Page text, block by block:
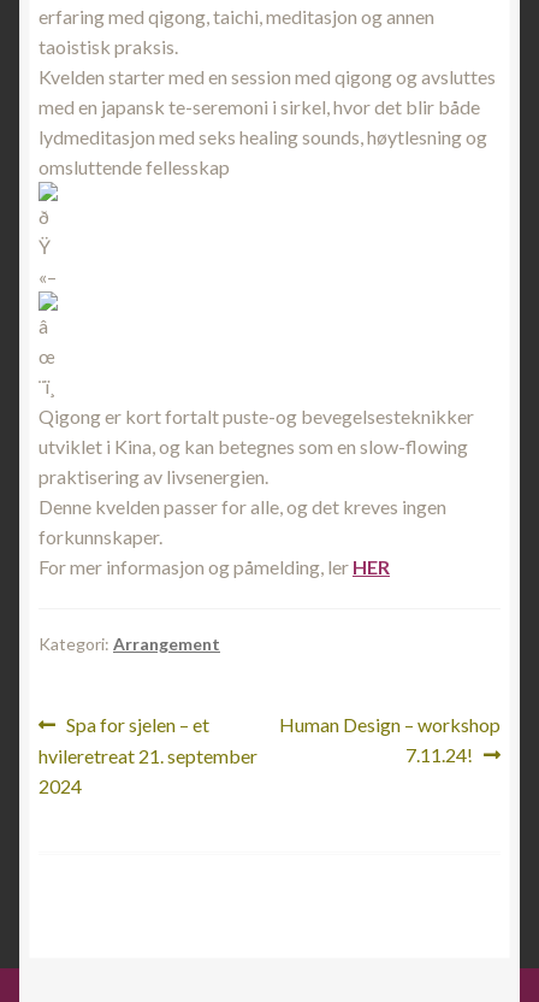
erfaring med qigong, taichi, meditasjon og annen
taoistisk praksis.
Kvelden starter med en session med qigong og avsluttes
med en japansk te-seremoni i sirkel, hvor det blir både
lydmeditasjon med seks healing sounds, høytlesning og
omsluttende fellesskap
Qigong er kort fortalt puste-og bevegelsesteknikker
utviklet i Kina, og kan betegnes som en slow-flowing
praktisering av livsenergien.
Denne kvelden passer for alle, og det kreves ingen
forkunnskaper.
For mer informasjon og påmelding, ler HER
Kategori: Arrangement
Innleggsnavigasjon
Forrige
innlegg:
Spa for sjelen – et
hvileretreat 21. september
2024
Neste
Human Design – workshop
7.11.24!